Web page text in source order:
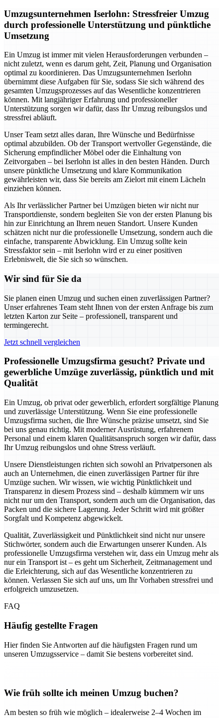
Umzugsunternehmen Iserlohn: Stressfreier Umzug
durch professionelle Unterstützung und pünktliche
Umsetzung
Ein Umzug ist immer mit vielen Herausforderungen verbunden –
nicht zuletzt, wenn es darum geht, Zeit, Planung und Organisation
optimal zu koordinieren. Das Umzugsunternehmen Iserlohn
übernimmt diese Aufgaben für Sie, sodass Sie sich während des
gesamten Umzugsprozesses auf das Wesentliche konzentrieren
können. Mit langjähriger Erfahrung und professioneller
Unterstützung sorgen wir dafür, dass Ihr Umzug reibungslos und
stressfrei abläuft.
Unser Team setzt alles daran, Ihre Wünsche und Bedürfnisse
optimal abzubilden. Ob der Transport wertvoller Gegenstände, die
Sicherung empfindlicher Möbel oder die Einhaltung von
Zeitvorgaben – bei Iserlohn ist alles in den besten Händen. Durch
unsere pünktliche Umsetzung und klare Kommunikation
gewährleisten wir, dass Sie bereits am Zielort mit einem Lächeln
einziehen können.
Als Ihr verlässlicher Partner bei Umzügen bieten wir nicht nur
Transportdienste, sondern begleiten Sie von der ersten Planung bis
hin zur Einrichtung an Ihrem neuen Standort. Unsere Kunden
schätzen nicht nur die professionelle Umsetzung, sondern auch die
einfache, transparente Abwicklung. Ein Umzug sollte kein
Stressfaktor sein – mit Iserlohn wird er zu einer positiven
Erlebniswelt, die Sie sich so wünschen.
Wir sind für Sie da
Sie planen einen Umzug und suchen einen zuverlässigen Partner?
Unser erfahrenes Team steht Ihnen von der ersten Anfrage bis zum
letzten Karton zur Seite – professionell, transparent und
termingerecht.
Jetzt schnell vergleichen
Professionelle Umzugsfirma gesucht? Private und
gewerbliche Umzüge zuverlässig, pünktlich und mit
Qualität
Ein Umzug, ob privat oder gewerblich, erfordert sorgfältige Planung
und zuverlässige Unterstützung. Wenn Sie eine professionelle
Umzugsfirma suchen, die Ihre Wünsche präzise umsetzt, sind Sie
bei uns genau richtig. Mit moderner Ausrüstung, erfahrenem
Personal und einem klaren Qualitätsanspruch sorgen wir dafür, dass
Ihr Umzug reibungslos und ohne Stress verläuft.
Unsere Dienstleistungen richten sich sowohl an Privatpersonen als
auch an Unternehmen, die einen zuverlässigen Partner für ihre
Umzüge suchen. Wir wissen, wie wichtig Pünktlichkeit und
Transparenz in diesem Prozess sind – deshalb kümmern wir uns
nicht nur um den Transport, sondern auch um die Organisation, das
Packen und die sichere Lagerung. Jeder Schritt wird mit größter
Sorgfalt und Kompetenz abgewickelt.
Qualität, Zuverlässigkeit und Pünktlichkeit sind nicht nur unsere
Stichwörter, sondern auch die Erwartungen unserer Kunden. Als
professionelle Umzugsfirma verstehen wir, dass ein Umzug mehr als
nur ein Transport ist – es geht um Sicherheit, Zeitmanagement und
die Erleichterung, sich auf das Wesentliche konzentrieren zu
können. Verlassen Sie sich auf uns, um Ihr Vorhaben stressfrei und
erfolgreich umzusetzen.
FAQ
Häufig gestellte Fragen
Hier finden Sie Antworten auf die häufigsten Fragen rund um
unseren Umzugsservice – damit Sie bestens vorbereitet sind.
Wie früh sollte ich meinen Umzug buchen?
Am besten so früh wie möglich – idealerweise 2–4 Wochen im